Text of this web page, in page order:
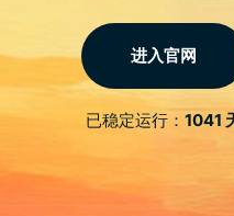
助您高
一步。